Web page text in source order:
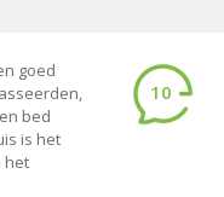
goed
bed
is het
het
10